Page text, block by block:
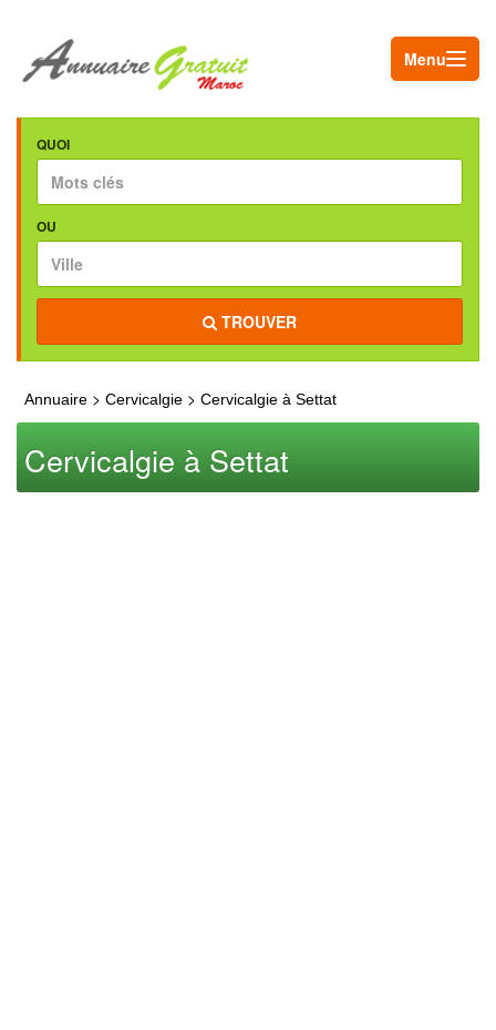
Menu
QUOI
OU
TROUVER
Annuaire > Cervicalgie > Cervicalgie à Settat
Cervicalgie à Settat